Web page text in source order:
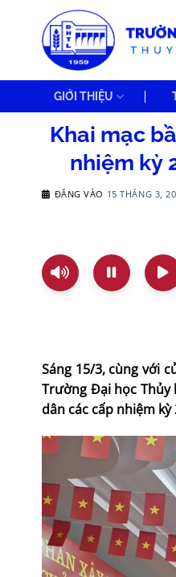
GIỚI THIỆU
Khai mạc
nhiệm kỳ
ĐĂNG VÀO 15 THÁNG 3,
Sáng 15/3, cùng với
Trường Đại học Thủy
dân các cấp nhiệm kỳ